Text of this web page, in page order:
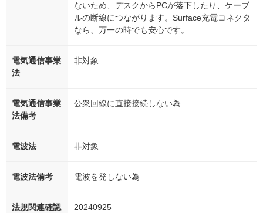
ないため、デスクからPCが落下したり、ケーブ
ルの断線につながります。Surface充電コネクタ
なら、万一の時でも安心です。
電気通信事業
法
非対象
電気通信事業
法備考
公衆回線に直接接続しない為
電波法 非対象
電波法備考 電波を発しない為
法規関連確認
20240925